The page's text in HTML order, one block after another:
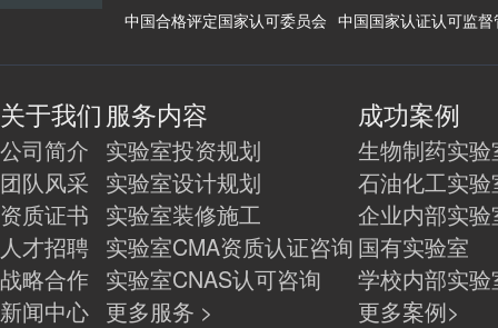
中国合格评定国家认可委员会 中国国家认证认可监
关于我们
公司简介
团队风采
资质证书
人才招聘
战略合作
新闻中心
服务内容
实验室投资规划
实验室设计规划
实验室装修施工
实验室CMA资质认证咨询
实验室CNAS认可咨询
更多服务 >
成功案例
生物制药实验
石油化工实验
企业内部实验
国有实验室
学校内部实验
更多案例>